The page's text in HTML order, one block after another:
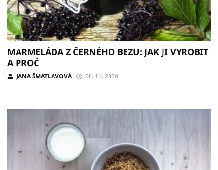
MARMELÁDA Z ČERNÉHO BEZU: JAK JI VYROBIT
A PROČ
JANA ŠMATLAVOVÁ 08. 11. 2020